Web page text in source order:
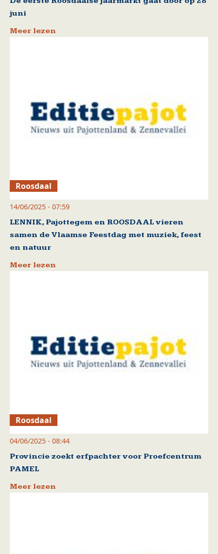
juni
Meer lezen
Roosdaal
14/06/2025 - 07:59
LENNIK, Pajottegem en ROOSDAAL vieren
samen de Vlaamse Feestdag met muziek, feest
en natuur
Meer lezen
Roosdaal
04/06/2025 - 08:44
Provincie zoekt erfpachter voor Proefcentrum
PAMEL
Meer lezen